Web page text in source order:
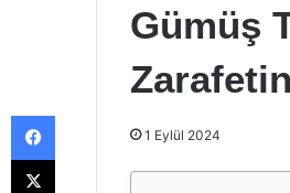
Gümüş
1 Eylül 2024
Facebook
X